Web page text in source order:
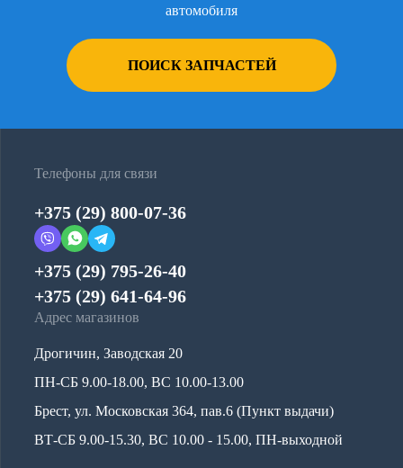
автомобиля
ПОИСК ЗАПЧАСТЕЙ
Телефоны для связи
+375 (29) 800-07-36
+375 (29) 795-26-40
+375 (29) 641-64-96
Адрес магазинов
Дрогичин, Заводская 20
ПН-СБ 9.00-18.00, ВС 10.00-13.00
Брест, ул. Московская 364, пав.6 (Пункт выдачи)
ВТ-СБ 9.00-15.30, ВС 10.00 - 15.00, ПН-выходной